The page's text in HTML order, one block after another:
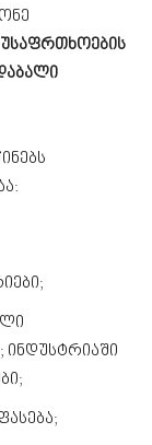
უსაფრთხოების
ინდუსტრიაში